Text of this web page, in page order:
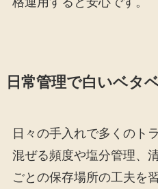
日常管理で白いベタ
日々の手入れで多くのト
混ぜる頻度や塩分管理、
ごとの保存場所の工夫を